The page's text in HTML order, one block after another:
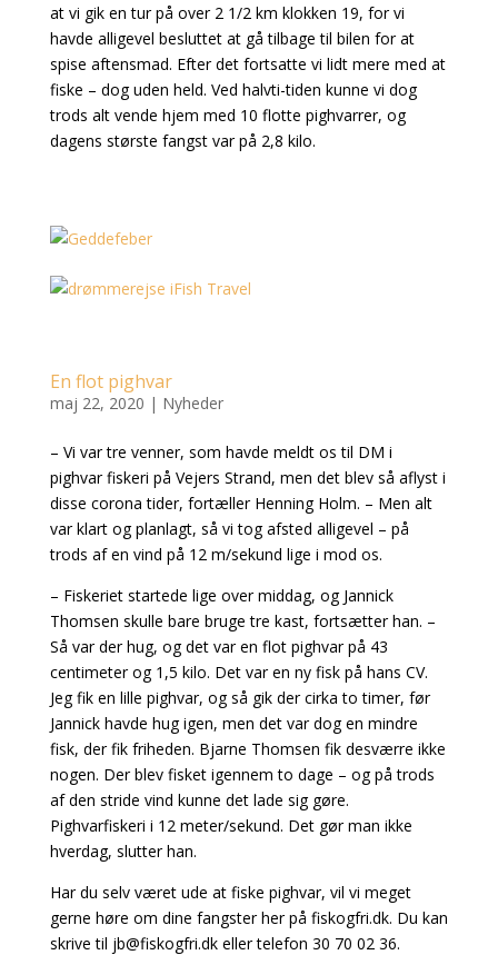
at vi gik en tur på over 2 1/2 km klokken 19, for vi
havde alligevel besluttet at gå tilbage til bilen for at
spise aftensmad. Efter det fortsatte vi lidt mere med at
fiske – dog uden held. Ved halvti-tiden kunne vi dog
trods alt vende hjem med 10 flotte pighvarrer, og
dagens største fangst var på 2,8 kilo.
En flot pighvar
maj 22, 2020 | Nyheder
– Vi var tre venner, som havde meldt os til DM i
pighvar fiskeri på Vejers Strand, men det blev så aflyst i
disse corona tider, fortæller Henning Holm. – Men alt
var klart og planlagt, så vi tog afsted alligevel – på
trods af en vind på 12 m/sekund lige i mod os.
– Fiskeriet startede lige over middag, og Jannick
Thomsen skulle bare bruge tre kast, fortsætter han. –
Så var der hug, og det var en flot pighvar på 43
centimeter og 1,5 kilo. Det var en ny fisk på hans CV.
Jeg fik en lille pighvar, og så gik der cirka to timer, før
Jannick havde hug igen, men det var dog en mindre
fisk, der fik friheden. Bjarne Thomsen fik desværre ikke
nogen. Der blev fisket igennem to dage – og på trods
af den stride vind kunne det lade sig gøre.
Pighvarfiskeri i 12 meter/sekund. Det gør man ikke
hverdag, slutter han.
Har du selv været ude at fiske pighvar, vil vi meget
gerne høre om dine fangster her på fiskogfri.dk. Du kan
skrive til jb@fiskogfri.dkeller telefon 30 70 02 36.